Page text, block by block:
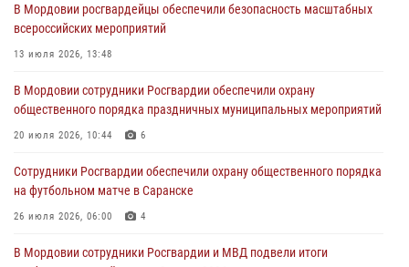
подозреваемого в причинении телесных повреждений супруге
05 августа 2026, 12:34
проведения масштабного праздника в Темникове
05 августа 2026, 09:04 4
разрешительной работы передал очередную партию вооружения в
зону СВО
04 августа 2026, 11:13
В Мордовии росгвардейцы обеспечили безопасность масштабных
всероссийских мероприятий
13 июля 2026, 13:48
В Мордовии сотрудники Росгвардии обеспечили охрану
общественного порядка праздничных муниципальных мероприятий
20 июля 2026, 10:44 6
Сотрудники Росгвардии обеспечили охрану общественного порядка
на футбольном матче в Саранске
26 июля 2026, 06:00 4
В Мордовии сотрудники Росгвардии и МВД подвели итоги